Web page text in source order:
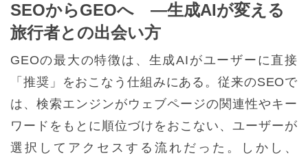
SEOからGEOへ ―生成AIが変える
旅行者との出会い方
GEOの最大の特徴は、生成AIがユーザーに直接
「推奨」をおこなう仕組みにある。従来のSEOで
は、検索エンジンがウェブページの関連性やキー
ワードをもとに順位づけをおこない、ユーザーが
選択してアクセスする流れだった。しかし、